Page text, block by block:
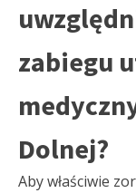
zabiegu
Dolnej?
Aby właściwie